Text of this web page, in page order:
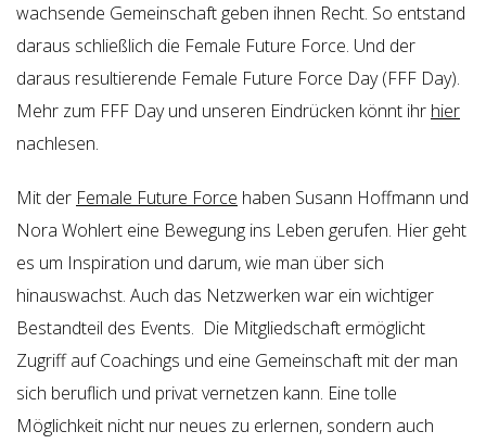
wachsende Gemeinschaft geben ihnen Recht. So entstand
daraus schließlich die Female Future Force. Und der
daraus resultierende Female Future Force Day (FFF Day).
Mehr zum FFF Day und unseren Eindrücken könnt ihr hier
nachlesen.
Mit der Female Future Force haben Susann Hoffmann und
Nora Wohlert eine Bewegung ins Leben gerufen. Hier geht
es um Inspiration und darum, wie man über sich
hinauswachst. Auch das Netzwerken war ein wichtiger
Bestandteil des Events. Die Mitgliedschaft ermöglicht
Zugriff auf Coachings und eine Gemeinschaft mit der man
sich beruflich und privat vernetzen kann. Eine tolle
Möglichkeit nicht nur neues zu erlernen, sondern auch